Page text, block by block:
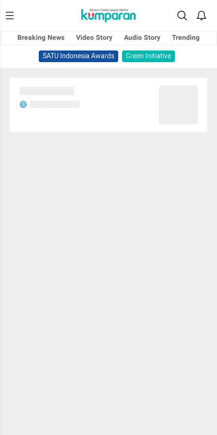
Breaking News Video Story Audio Story
Trending
SATU Indonesia Awards
Green Initiative
S